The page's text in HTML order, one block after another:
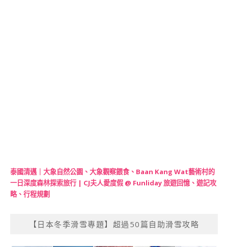
泰國清邁｜大象自然公園、大象觀察餵食、Baan Kang Wat藝術村的
一日深度森林探索旅行 | CJ夫人愛度假 @ Funliday 旅遊回憶、遊記攻
略、行程規劃
【日本冬季滑雪專題】超過50篇自助滑雪攻略